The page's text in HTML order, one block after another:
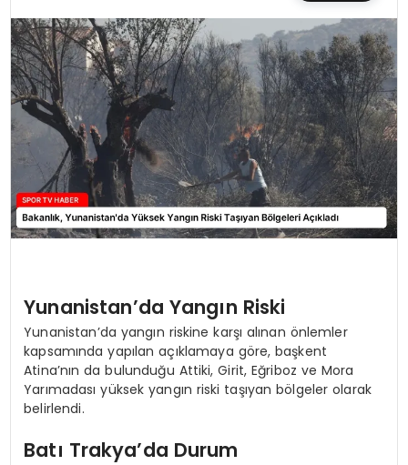
MAGAZIN
SPOR
YAŞAM
Yunanistan’da Yangın Riski
Yunanistan’da yangın riskine karşı alınan önlemler
kapsamında yapılan açıklamaya göre, başkent
Atina’nın da bulunduğu Attiki, Girit, Eğriboz ve Mora
Yarımadası yüksek yangın riski taşıyan bölgeler olarak
belirlendi.
Batı Trakya’da Durum